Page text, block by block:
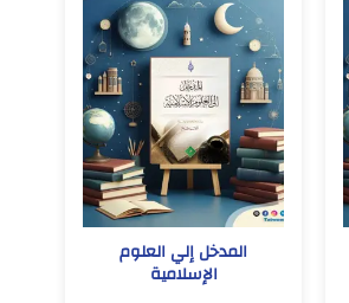
المدخل إلي العلوم
الإسلامية